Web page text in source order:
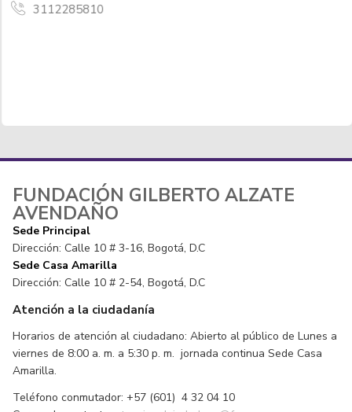
3112285810
FUNDACIÓN GILBERTO ALZATE
AVENDAÑO
Sede Principal
Dirección: Calle 10 # 3-16, Bogotá, D.C
Sede Casa Amarilla
Dirección: Calle 10 # 2-54, Bogotá, D.C
Atención a la ciudadanía
Horarios de atención al ciudadano: Abierto al público de Lunes a
viernes de 8:00 a. m. a 5:30 p. m. jornada continua Sede Casa
Amarilla.
Teléfono conmutador: +57 (601) 4 32 04 10